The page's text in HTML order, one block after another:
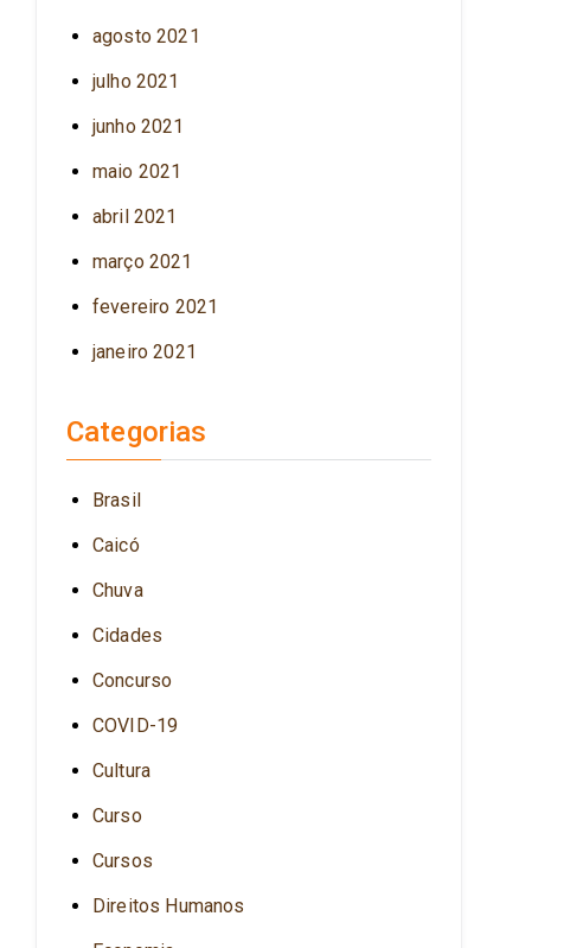
agosto 2021
julho 2021
junho 2021
maio 2021
abril 2021
março 2021
fevereiro 2021
janeiro 2021
Categorias
Brasil
Caicó
Chuva
Cidades
Concurso
COVID-19
Cultura
Curso
Cursos
Direitos Humanos